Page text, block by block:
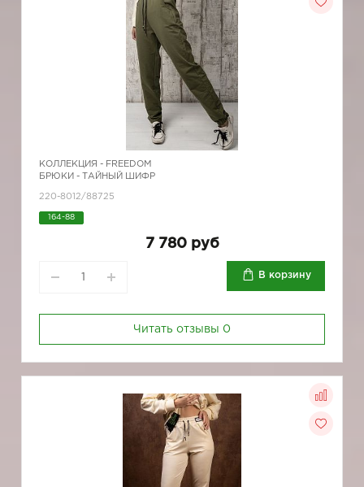
КОЛЛЕКЦИЯ - FREEDOM
БРЮКИ - ТАЙНЫЙ ШИФР
220-8012/88725
164-88
7 780 руб
В корзину
Читать отзывы 0